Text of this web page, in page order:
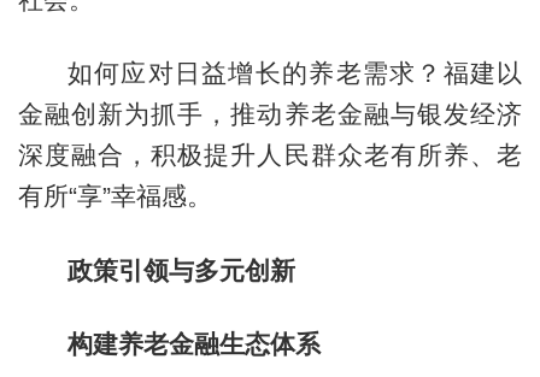
如何应对日益增长的养老需求？福建以
金融创新为抓手，推动养老金融与银发经济
深度融合，积极提升人民群众老有所养、老
有所“享”幸福感。
政策引领与多元创新
构建养老金融生态体系